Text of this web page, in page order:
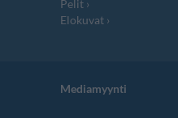
Pelit
Elokuvat
Mediamyynti